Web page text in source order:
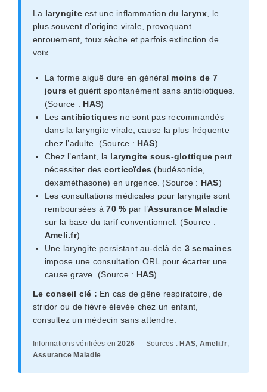
La laryngiteest une inflammation du larynx , le
plus souvent d’origine virale, provoquant
enrouement, toux sèche et parfois extinction de
voix.
La forme aiguë dure en général moins de 7
jours et guérit spontanément sans antibiotiques.
(Source : HAS)
Les antibiotiques ne sont pas recommandés
dans la laryngite virale, cause la plus fréquente
chez l’adulte. (Source : HAS)
Chez l’enfant, la laryngite sous-glottique peut
nécessiter des corticoïdes (budésonide,
dexaméthasone) en urgence. (Source : HAS)
Les consultations médicales pour laryngite sont
remboursées à70 % par l’Assurance Maladie
sur la base du tarif conventionnel. (Source :
Ameli.fr)
Une laryngite persistant au-delà de 3 semaines
impose une consultation ORL pour écarter une
cause grave. (Source : HAS)
Le conseil clé : En cas de gêne respiratoire, de
stridor ou de fièvre élevée chez un enfant,
consultez un médecin sans attendre.
Informations vérifiées en2026 — Sources : HAS, Ameli.fr,
Assurance Maladie